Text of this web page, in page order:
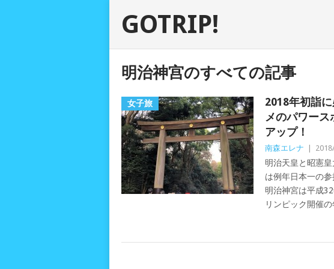
GOTRIP!
明治神宫のすべての記事
女子旅
2018年初詣
メのパワー
アップ！
南森エレナ
明治天皇と昭憲
は例年日本一の
明治神宮は平成
リンピック開催